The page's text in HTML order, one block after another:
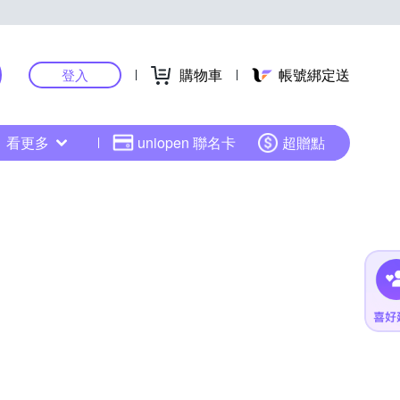
登入 購物車 帳號綁定送
看更多 uniopen 聯名卡 超贈點